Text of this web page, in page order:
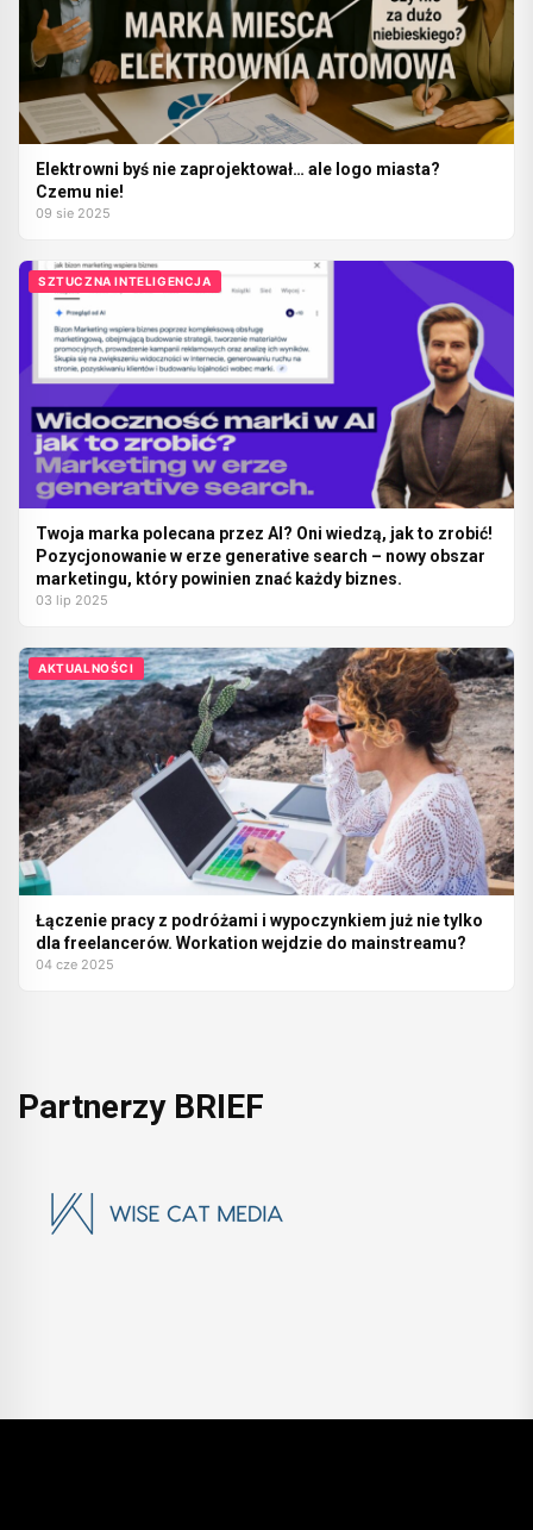
Elektrowni byś nie zaprojektował… ale logo miasta?
Czemu nie!
09 sie 2025
SZTUCZNA INTELIGENCJA
Twoja marka polecana przez AI? Oni wiedzą, jak to zrobić!
Pozycjonowanie w erze generative search – nowy obszar
marketingu, który powinien znać każdy biznes.
03 lip 2025
AKTUALNOŚCI
Łączenie pracy z podróżami i wypoczynkiem już nie tylko
dla freelancerów. Workation wejdzie do mainstreamu?
04 cze 2025
Partnerzy BRIEF